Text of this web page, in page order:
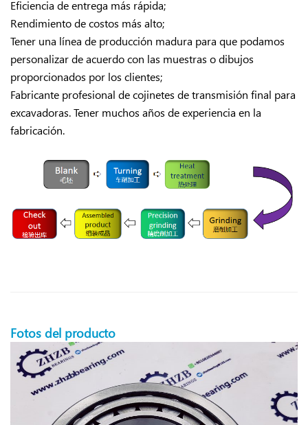
Eficiencia de entrega más rápida;
Rendimiento de costos más alto;
Tener una línea de producción madura para que podamos
personalizar de acuerdo con las muestras o dibujos
proporcionados por los clientes;
Fabricante profesional de cojinetes de transmisión final para
excavadoras. Tener muchos años de experiencia en la
fabricación.
Fotos del producto